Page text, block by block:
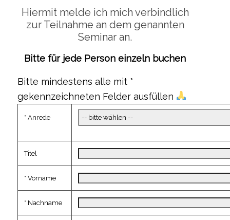
Hiermit melde ich mich verbindlich
zur Teilnahme an dem genannten
Seminar an.
Bitte für jede Person einzeln buchen
Bitte mindestens alle mit *
gekennzeichneten Felder ausfüllen
* Anrede
Titel
* Vorname
* Nachname